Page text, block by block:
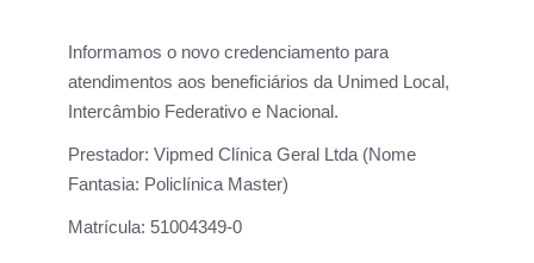
Informamos o novo credenciamento para
atendimentos aos beneficiários da Unimed Local,
Intercâmbio Federativo e Nacional.
Prestador: Vipmed Clínica Geral Ltda (Nome
Fantasia: Policlínica Master)
Matrícula: 51004349-0